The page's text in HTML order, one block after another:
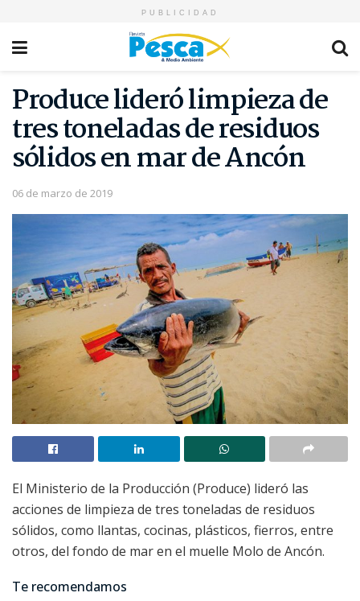
PUBLICIDAD
Produce lideró limpieza de
tres toneladas de residuos
sólidos en mar de Ancón
06 de marzo de 2019
El Ministerio de la Producción (Produce) lideró las
acciones de limpieza de tres toneladas de residuos
sólidos, como llantas, cocinas, plásticos, fierros, entre
otros, del fondo de mar en el muelle Molo de Ancón.
Te recomendamos